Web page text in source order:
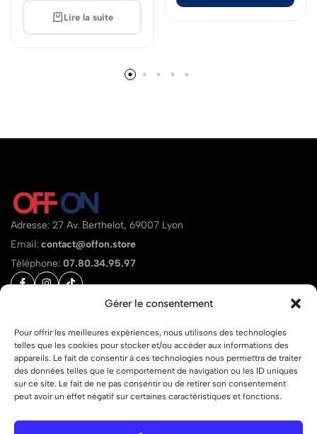
Gérer le consentement
Pour offrir les meilleures expériences, nous utilisons des technologies
telles que les cookies pour stocker et/ou accéder aux informations des
appareils. Le fait de consentir à ces technologies nous permettra de traiter
des données telles que le comportement de navigation ou les ID uniques
sur ce site. Le fait de ne pas consentir ou de retirer son consentement
peut avoir un effet négatif sur certaines caractéristiques et fonctions.
Lire la suite
Adresse: 27 Av. Berthelot, 69007 Lyon
Email: contact@offon.store
Téléphone: 07.80.34.95.97
Liens